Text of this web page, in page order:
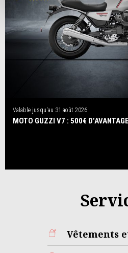
Valable jusqu'au 31 août 2026
MOTO GUZZI V7 : 500€
Vêtements